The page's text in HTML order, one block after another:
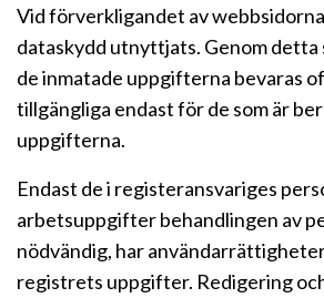
Vid förverkligandet av
dataskydd utnyttjats. Genom detta
de inmatade uppgifterna bevaras
tillgängliga endast för de som är
uppgifterna.
Endast de i registeransvariges
arbetsuppgifter behandlingen av
nödvändig, har
registrets uppgifter. Redigering